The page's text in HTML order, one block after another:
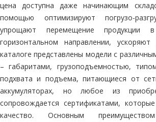
цена доступна даже начинающим
помощью оптимизируют погрузо-
упрощают перемещение продукции
горизонтальном направлении,
каталоге представлены модели с
– габаритами, грузоподъемностью,
подхвата и подъема, питающиеся от
аккумуляторах, но любое из
сопровождается сертификатами,
качество. Основным